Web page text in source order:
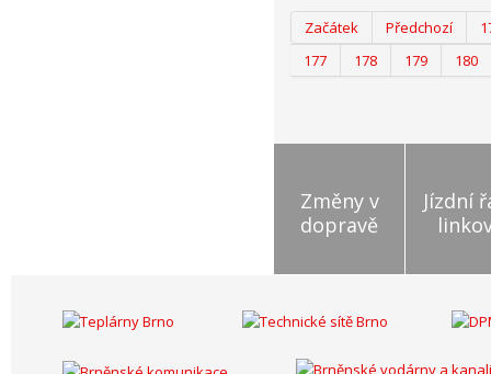
Začátek
Předchozí
177
178 179 180
Změny v
dopravě
Jízdní